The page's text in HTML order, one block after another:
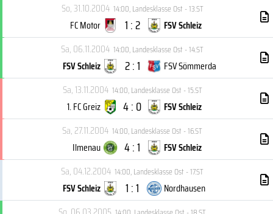
So, 31.10.2004 14:00,Landesklasse Ost - 13.ST
FC Motor 1 : 2
FSV Schleiz
Sa, 06.11.2004 14:00,Landesklasse Ost - 14.ST
FSV Schleiz 2 : 1
FSV Sömmerda
Sa, 13.11.2004 14:00,Landesklasse Ost - 15.ST
1. FC Greiz 4 : 0
FSV Schleiz
Sa, 27.11.2004 14:00,Landesklasse Ost - 16.ST
Ilmenau 4 : 1
FSV Schleiz
Sa, 04.12.2004 14:00,Landesklasse Ost - 17.ST
FSV Schleiz 1 : 1
Nordhausen